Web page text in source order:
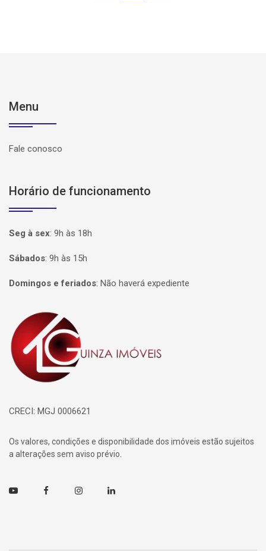
Menu
Fale conosco
Horário de funcionamento
Seg à sex: 9h às 18h
Sábados: 9h às 15h
Domingos e feriados: Não haverá expediente
Página inicial
CRECI: MGJ 0006621
Os valores, condições e disponibilidade dos imóveis estão sujeitos
a alterações sem aviso prévio.
Youtube FacebookInstagramLinkedin